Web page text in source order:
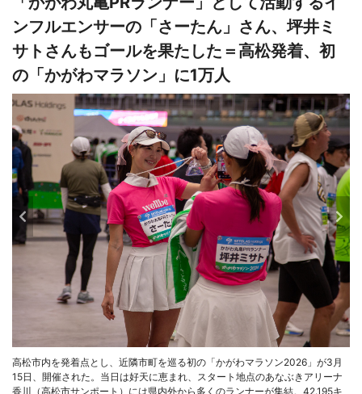
ンフルエンサーの「さーたん」さん、坪井ミ
サトさんもゴールを果たした＝高松発着、初
の「かがわマラソン」に1万人
高松市内を発着点とし、近隣市町を巡る初の「かがわマラソン2026」が3月
15日、開催された。当日は好天に恵まれ、スタート地点のあなぶきアリーナ
香川（高松市サンポート）には県内外から多くのランナーが集結。42.195キ